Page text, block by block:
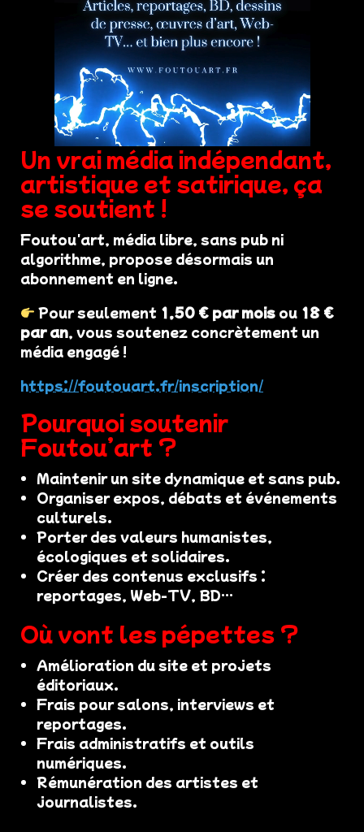
Un vrai média indépendant,
artistique et satirique, ça
se soutient !
Foutou'art, média libre, sans pub ni
algorithme, propose désormais un
abonnement en ligne.
Pour seulement 1,50 € par mois ou 18 €
par an, vous soutenez concrètement un
média engagé !
https://foutouart.fr/inscription/
Pourquoi soutenir
Foutou’art ?
Maintenir un site dynamique et sans pub.
Organiser expos, débats et événements
culturels.
Porter des valeurs humanistes,
écologiques et solidaires.
Créer des contenus exclusifs :
reportages, Web-TV, BD…
Où vont les pépettes ?
Amélioration du site et projets
éditoriaux.
Frais pour salons, interviews et
reportages.
Frais administratifs et outils
numériques.
Rémunération des artistes et
journalistes.